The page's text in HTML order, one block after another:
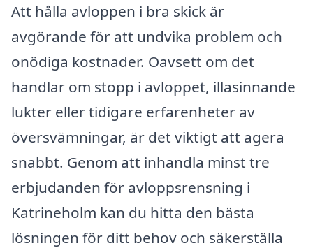
Att hålla avloppen i bra skick är
avgörande för att undvika problem och
onödiga kostnader. Oavsett om det
handlar om stopp i avloppet, illasinnande
lukter eller tidigare erfarenheter av
översvämningar, är det viktigt att agera
snabbt. Genom att inhandla minst tre
erbjudanden för avloppsrensning i
Katrineholm kan du hitta den bästa
lösningen för ditt behov och säkerställa